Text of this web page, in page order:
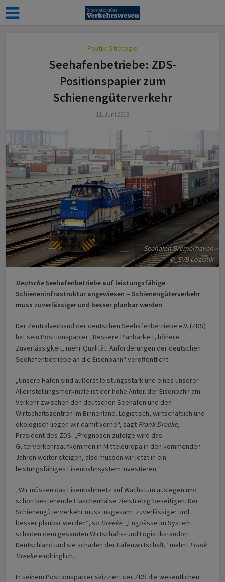
Politik: Strategie
Seehafenbetriebe: ZDS-
Positionspapier zum
Schienengüterverkehr
11. Juni 2019
Seehafen Bremerhaven
©_EVB Logistik
DeutscheSeehafenbetriebe auf leistungsfähige
Schieneninfrastruktur angewiesen – Schienengüterverkehr
muss zuverlässiger und besser planbar werden
Der Zentralverband der deutschen Seehafenbetriebe e.V. (ZDS)
hat sein Positionspapier „Bessere Planbarkeit, höhere
Zuverlässigkeit, mehr Qualität: Anforderungen der deutschen
Seehafenbetriebe an die Eisenbahn“ veröffentlicht.
„Unsere Häfen sind äußerst leistungsstark und eines unserer
Alleinstellungsmerkmale ist der hohe Anteil der Eisenbahn am
Verkehr zwischen den deutschen Seehäfen und den
Wirtschaftszentren im Binnenland. Logistisch, wirtschaftlich und
ökologisch liegen wir damit vorne“, sagt Frank Dreeke,
Präsident des ZDS. „Prognosen zufolge wird das
Güterverkehrsaufkommen in Mitteleuropa in den kommenden
Jahren weiter steigen, also müssen wir jetzt in ein
leistungsfähiges Eisenbahnsystem investieren.“
„Wir müssen das Eisenbahnnetz auf Wachstum auslegen und
schon bestehende Flaschenhälse zielstrebig beseitigen. Der
Schienengüterverkehr muss insgesamt zuverlässiger und
besser planbar werden“, so Dreeke. „Engpässe im System
schaden dem gesamten Wirtschafts- und Logistikstandort
Deutschland und sie schaden der Hafenwirtschaft,“ mahnt Frank
Dreekeeindringlich.
In seinem Positionspapier skizziert der ZDS die wesentlichen